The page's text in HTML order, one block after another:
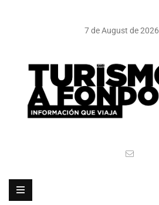
7 de August de 2026